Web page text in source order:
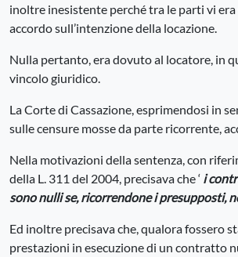
inoltre inesistente perché tra le parti vi
accordo sull’intenzione della locazione.
Nulla pertanto, era dovuto al locatore, in
vincolo giuridico.
La Corte di Cassazione, esprimendosi in
sulle censure mosse da parte ricorrente,
Nella motivazioni della sentenza, con
della L. 311 del 2004, precisava che ‘ i
sono nulli se, ricorrendone i presupposti,
Ed inoltre precisava che, qualora fossero
prestazioni in esecuzione di un contratto